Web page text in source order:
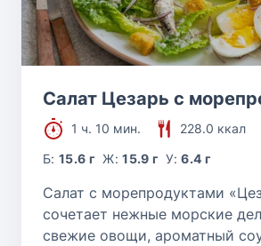
Салат Цезарь с
1 ч. 10 мин.
228.0 ккал
Б:15.6 г Ж:15.9 г У:6.4 г
Салат с морепродуктами
сочетает нежные морские
свежие овощи, ароматный